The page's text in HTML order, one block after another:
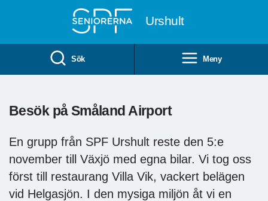
Urshult
Sök Meny
Besök på Småland Airport
En grupp från SPF Urshult reste den 5:e
november till Växjö med egna bilar. Vi tog oss
först till restaurang Villa Vik, vackert belägen
vid Helgasjön. I den mysiga miljön åt vi en